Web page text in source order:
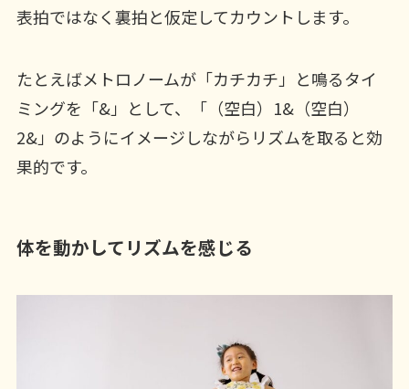
表拍ではなく裏拍と仮定してカウントします。
たとえばメトロノームが「カチカチ」と鳴るタイ
ミングを「&」として、「（空白）1&（空白）
2&」のようにイメージしながらリズムを取ると効
果的です。
体を動かしてリズムを感じる